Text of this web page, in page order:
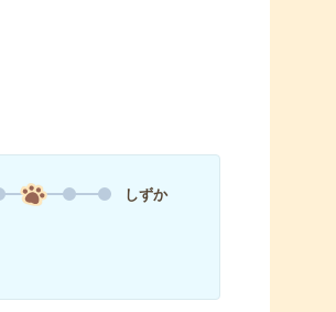
しずか